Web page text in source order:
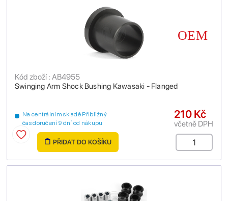
Swinging Arm Shock Bushing Kawasaki - Flanged
Kód zboží : AB4955
Na centrálním skladě Přibližný
čas doručení 9 dní od nákupu
210 Kč
včetně DPH
PŘIDAT DO KOŠÍKU